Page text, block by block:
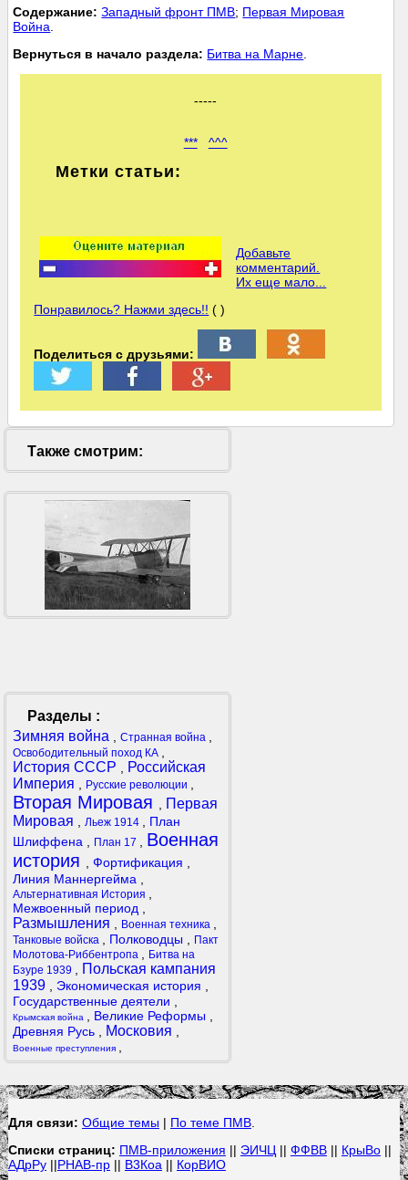
Cодержание: Западный фронт ПМВ; Первая Мировая
Война
Вернуться в начало раздела: Битва на Марне
-----
*** ^^^
Метки статьи:
Добавьте
комментарий.
Их еще мало...
Понравилось? Нажми здесь!! ( )
Поделиться с друзьями:
Также смотрим:
Разделы :
Зимняя война
Странная война
Освободительный поход КА
История СССР
Российская
Империя
Русские революции
Вторая Мировая
Первая
Мировая
Льеж 1914
План
Шлиффена
План 17
Военная
история
Фортификация
Линия Маннергейма
Альтернативная История
Межвоенный период
Размышления Военная техника
Танковые войска Полководцы
Пакт
Молотова-Риббентропа
Битва на
Бзуре 1939
Польская кампания
1939
Экономическая история
Государственные деятели
Крымская война Великие Реформы
Древняя Русь
Московия
Военные преступления
Для связи: Общие темы | По теме ПМВ.
Списки страниц: ПМВ-приложения || ЭИЧЦ || ФФВВ|| КрыВо||
АДрРу||РНАВ-пр|| В3Коа || КорВИО